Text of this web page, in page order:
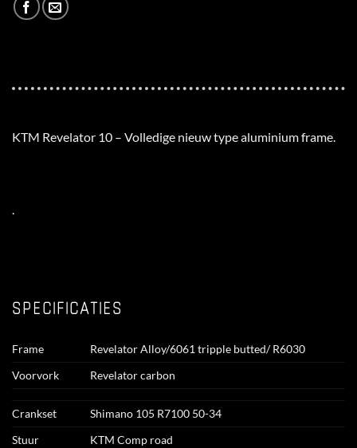
KTM Revelator 10 – Volledige nieuw type aluminium frame.
.
SPECIFICATIES
Frame
Revelator Alloy/6061 tripple butted/ R6030
Voorvork
Revelator carbon
Crankset
Shimano 105 R7100 50-34
Stuur
KTM Comp road